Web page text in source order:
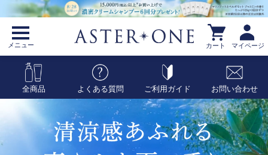
メニュー マイページ
カート
全商品 よくある質問 ご利用ガイド お問い合わせ